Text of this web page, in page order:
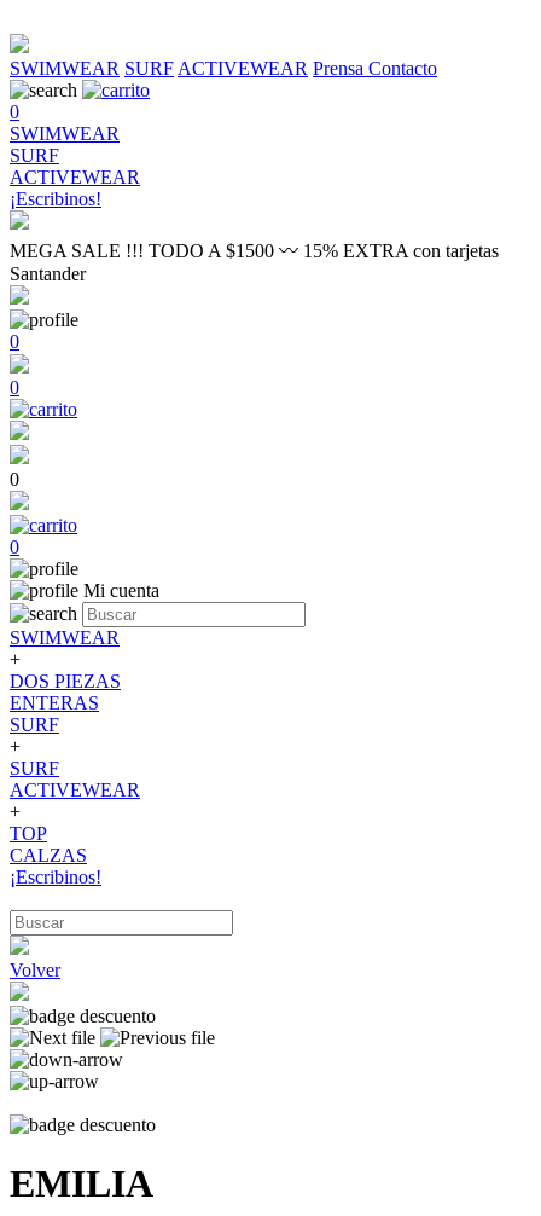
SWIMWEAR SURF ACTIVEWEAR Prensa Contacto
0
SWIMWEAR
SURF
ACTIVEWEAR
¡Escribinos!
MEGA SALE !!! TODO A $1500 〰 15% EXTRA con tarjetas
Santander
0
0
0
0
Mi cuenta
SWIMWEAR
+
DOS PIEZAS
ENTERAS
SURF
+
SURF
ACTIVEWEAR
+
TOP
CALZAS
¡Escribinos!
Volver
EMILIA